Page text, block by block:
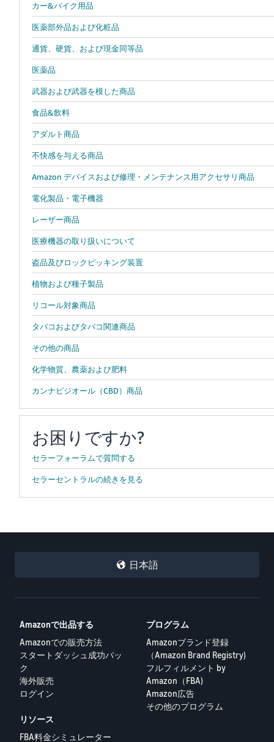
カー&バイク用品
医薬部外品および化粧品
通貨、硬貨、および現金同等品
医薬品
武器および武器を模した商品
食品&飲料
アダルト商品
不快感を与える商品
Amazon デバイスおよび修理・メンテナンス用アクセサリ商品
電化製品・電子機器
レーザー商品
医療機器の取り扱いについて
盗品及びロックピッキング装置
植物および種子製品
リコール対象商品
タバコおよびタバコ関連商品
その他の商品
化学物質、農薬および肥料
カンナビジオール（CBD）商品
お困りですか?
セラーフォーラムで質問する
セラーセントラルの続きを見る
日本語
Amazonで出品する
Amazonでの販売方法
スタートダッシュ成功パッ
ク
海外販売
ログイン
プログラム
Amazonブランド登録
（Amazon Brand Registry)
フルフィルメント by
Amazon（FBA)
Amazon広告
その他のプログラム
リソース
FBA料金シミュレーター